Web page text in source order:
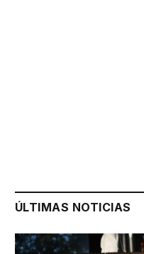
ÚLTIMAS NOTICIAS